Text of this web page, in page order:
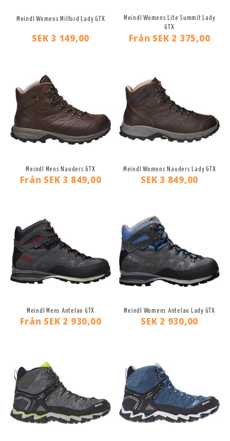
Meindl Womens Milford Lady GTX
SEK 3 149,00
Meindl Womens Lite Summit Lady
GTX
Från SEK 2 375,00
Meindl Mens Nauders GTX
Från SEK 3 849,00
Meindl Womens Nauders Lady GTX
SEK 3 849,00
Meindl Mens Antelao GTX
Från SEK 2 930,00
Meindl Womens Antelao Lady GTX
SEK 2 930,00